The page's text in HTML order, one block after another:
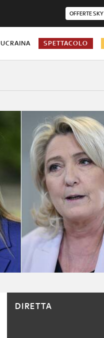
OFFERTE SKY
UCRAINA SPETTACOLO
DIRETTA